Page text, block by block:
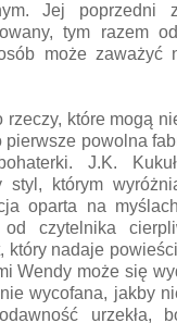
Jej poprzedni
tym razem
może zaważyć
które mogą
powolna
J.K.
styl, którym
oparta na
od czytelnika
który nadaje
Wendy może się
wycofana, jakby
urzekła,